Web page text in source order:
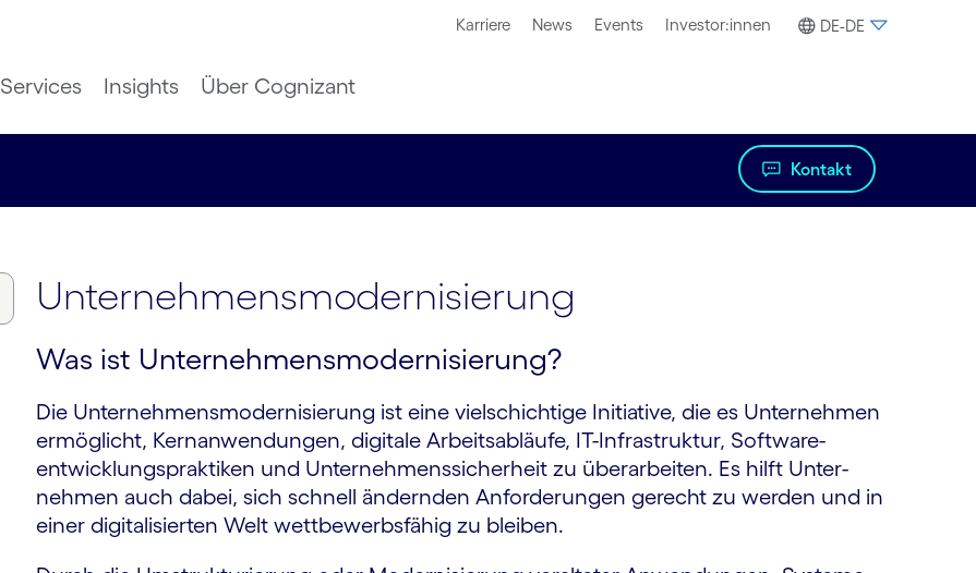
Karriere News Events Investor:innen DE-DE
Services Insights Über Cognizant
Kontakt
Unter­nehmens­moderni­sierung
Was ist Unter­nehmens­moder­nisierung?
Die Unter­nehmens­moderni­sierung ist eine vielschichtige Initiative, die es Unternehmen
ermöglicht, Kern­anwen­dungen, digitale Arbeits­abläufe, IT-Infrastruktur, Software­
entwicklungs­praktiken und Unter­nehmens­sicherheit zu überarbeiten. Es hilft Unter­
nehmen auch dabei, sich schnell ändernden Anfor­derungen gerecht zu werden und in
einer digitalisierten Welt wett­bewerbs­fähig zu bleiben.